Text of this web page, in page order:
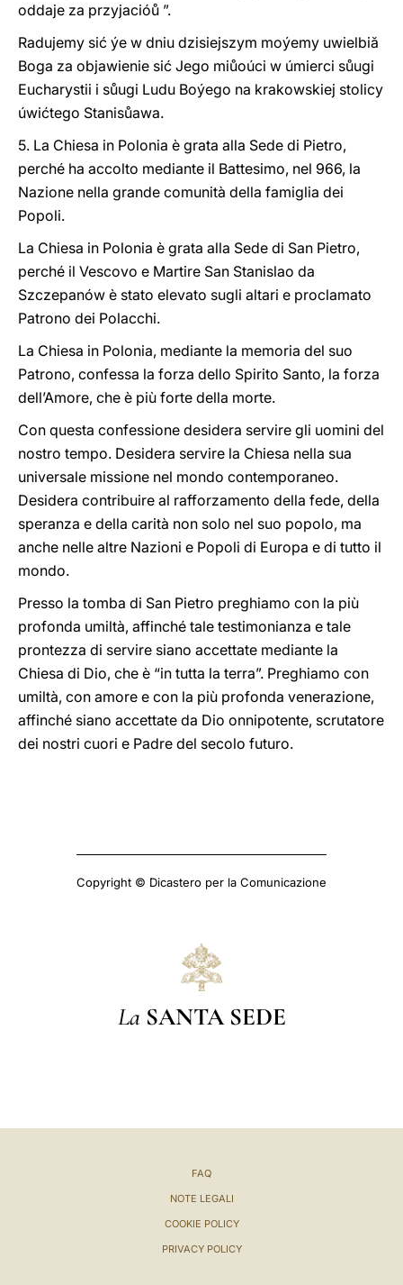
oddaje za przyjacióů ”.
Radujemy sić ýe w dniu dzisiejszym moýemy uwielbiă
Boga za objawienie sić Jego miůoúci w úmierci sůugi
Eucharystii i sůugi Ludu Boýego na krakowskiej stolicy
úwićtego Stanisůawa.
5. La Chiesa in Polonia è grata alla Sede di Pietro,
perché ha accolto mediante il Battesimo, nel 966, la
Nazione nella grande comunità della famiglia dei
Popoli.
La Chiesa in Polonia è grata alla Sede di San Pietro,
perché il Vescovo e Martire San Stanislao da
Szczepanów è stato elevato sugli altari e proclamato
Patrono dei Polacchi.
La Chiesa in Polonia, mediante la memoria del suo
Patrono, confessa la forza dello Spirito Santo, la forza
dell’Amore, che è più forte della morte.
Con questa confessione desidera servire gli uomini del
nostro tempo. Desidera servire la Chiesa nella sua
universale missione nel mondo contemporaneo.
Desidera contribuire al rafforzamento della fede, della
speranza e della carità non solo nel suo popolo, ma
anche nelle altre Nazioni e Popoli di Europa e di tutto il
mondo.
Presso la tomba di San Pietro preghiamo con la più
profonda umiltà, affinché tale testimonianza e tale
prontezza di servire siano accettate mediante la
Chiesa di Dio, che è “in tutta la terra”. Preghiamo con
umiltà, con amore e con la più profonda venerazione,
affinché siano accettate da Dio onnipotente, scrutatore
dei nostri cuori e Padre del secolo futuro.
Copyright © Dicastero per la Comunicazione
La SANTA SEDE
FAQ
NOTE LEGALI
COOKIE POLICY
PRIVACY POLICY